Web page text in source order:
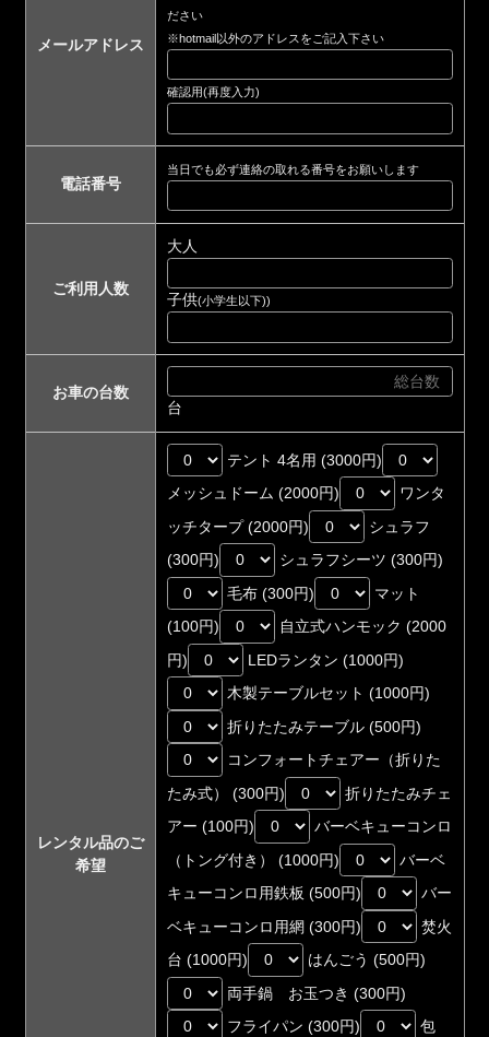
メールアドレス
ださい
※hotmail以外のアドレスをご記入下さい
確認用(再度入力)
電話番号
当日でも必ず連絡の取れる番号をお願いします
ご利用人数
大人
子供(小学生以下))
お車の台数
台
レンタル品のご
希望
テント 4名用 (3000円)
メッシュドーム (2000円)
ワンタ
ッチタープ (2000円)
シュラフ
(300円)
シュラフシーツ (300円)
毛布 (300円)
マット
(100円)
自立式ハンモック (2000
円)
LEDランタン (1000円)
木製テーブルセット (1000円)
折りたたみテーブル (500円)
コンフォートチェアー（折りた
たみ式） (300円)
折りたたみチェ
アー (100円)
バーベキューコンロ
（トング付き） (1000円)
バーベ
キューコンロ用鉄板 (500円)
バー
ベキューコンロ用網 (300円)
焚火
台 (1000円)
はんごう (500円)
両手鍋 お玉つき (300円)
フライパン (300円)
包